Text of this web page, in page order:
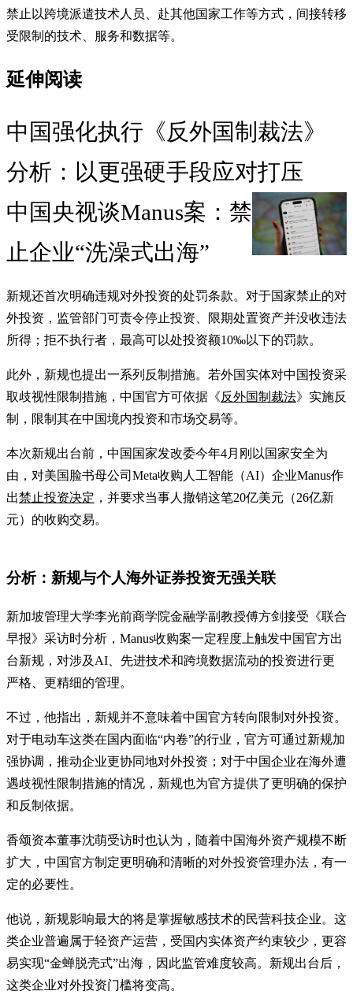
禁止以跨境派遣技术人员、赴其他国家工作等方式，间接转移
受限制的技术、服务和数据等。
延伸阅读
中国强化执行《反外国制裁法》
分析：以更强硬手段应对打压
中国央视谈Manus案：禁
止企业“洗澡式出海”
新规还首次明确违规对外投资的处罚条款。对于国家禁止的对
外投资，监管部门可责令停止投资、限期处置资产并没收违法
所得；拒不执行者，最高可以处投资额10‰以下的罚款。
此外，新规也提出一系列反制措施。若外国实体对中国投资采
取歧视性限制措施，中国官方可依据《反外国制裁法》实施反
制，限制其在中国境内投资和市场交易等。
本次新规出台前，中国国家发改委今年4月刚以国家安全为
由，对美国脸书母公司Meta收购人工智能（AI）企业Manus作
出禁止投资决定 ，并要求当事人撤销这笔20亿美元（26亿新
元）的收购交易。
分析：新规与个人海外证券投资无强关联
新加坡管理大学李光前商学院金融学副教授傅方剑接受《联合
早报》采访时分析，Manus收购案一定程度上触发中国官方出
台新规，对涉及AI、先进技术和跨境数据流动的投资进行更
严格、更精细的管理。
不过，他指出，新规并不意味着中国官方转向限制对外投资。
对于电动车这类在国内面临“内卷”的行业，官方可通过新规加
强协调，推动企业更协同地对外投资；对于中国企业在海外遭
遇歧视性限制措施的情况，新规也为官方提供了更明确的保护
和反制依据。
香颂资本董事沈萌受访时也认为，随着中国海外资产规模不断
扩大，中国官方制定更明确和清晰的对外投资管理办法，有一
定的必要性。
他说，新规影响最大的将是掌握敏感技术的民营科技企业。这
类企业普遍属于轻资产运营，受国内实体资产约束较少，更容
易实现“金蝉脱壳式”出海，因此监管难度较高。新规出台后，
这类企业对外投资门槛将变高。